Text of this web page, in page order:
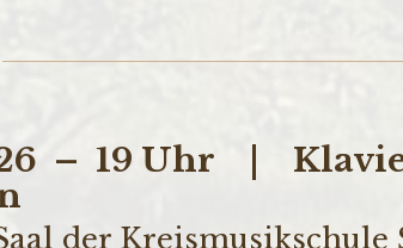
– 19 Uhr |
der Kreismusikschule